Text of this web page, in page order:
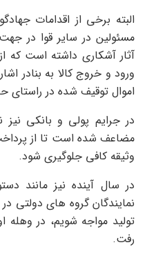
البته برخی از اقدامات
مسئولین در سایر قوا در
آثار آشکاری داشته است که
ورود و خروج کالا به بنادر
اموال توقیف شده در راستای
در جرایم پولی و بانکی
مضاعف شده است تا از
وثیقه کافی جلوگیری شود.
در سال آینده نیز مانند
نمایندگان گروه های دولتی
تولید مواجه شویم، در
رفت.